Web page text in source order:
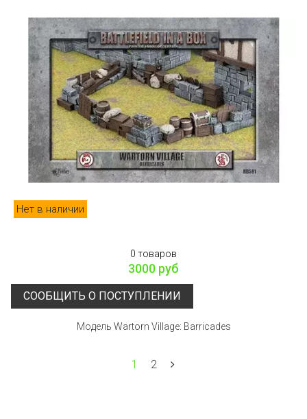
Нет в наличии
0 товаров
3000 руб
СООБЩИТЬ О ПОСТУПЛЕНИИ
Модель Wartorn Village: Barricades
1 2